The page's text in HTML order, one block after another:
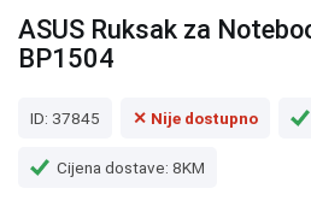
ASUS Ruksak za
BP1504
ID: 37845 ✕ Nije dostupno
Cijena dostave: 8KM